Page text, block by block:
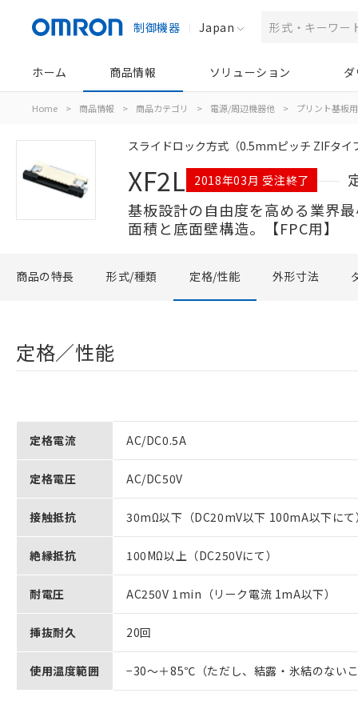
制御機器 Japan
ホーム 商品情報 ソリューション
Home > 商品情報 > 商品カテゴリ > 電源/周辺機器他 > プリント基板
スライドロック方式（0.5mmピッチ ZIFタイ
XF2L 2018年03月 受注終了
基板設計の自由度を高める業界
面積と底面壁構造。【FPC用】
商品の特長 形式/種類 定格/性能 外形寸法
定格／性能
定格電流 AC/DC0.5A
定格電圧 AC/DC50V
接触抵抗 30mΩ以下（DC20mV以下 100mA以下にて
絶縁抵抗 100MΩ以上（DC250Vにて）
耐電圧 AC250V 1min（リーク電流 1mA以下）
挿抜耐久 20回
使用温度範囲 −30～＋85℃（ただし、結露・氷結のないこ